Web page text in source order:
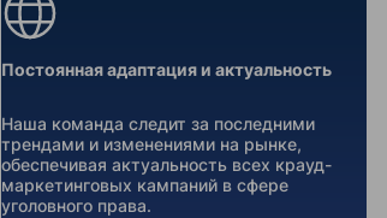
Постоянная адаптация и актуальность
Наша команда следит за последними
трендами и изменениями на рынке,
обеспечивая актуальность всех крауд-
маркетинговых кампаний в сфере
уголовного права.